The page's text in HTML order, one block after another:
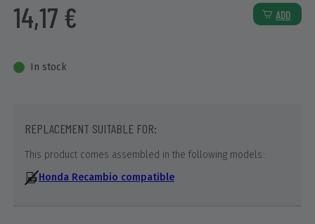
14,17 € ADD
In stock
REPLACEMENT SUITABLE FOR:
This product comes assembled in the following models::
Honda Recambio compatible